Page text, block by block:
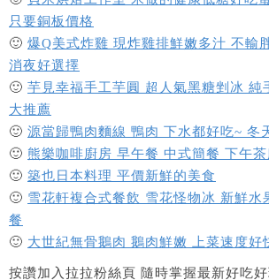
只要銅板價格
🙂 爆Q美式炸雞 現炸雞排鮮嫩多汁 不輸
消夜好選擇
🙂 芋見幸福手工芋圓 超人氣黑糖剉冰 純
大推薦
🙂 源當歸鴨肉麵線 鴨肉 下水都好吃~ 冬
🙂 熊樂咖啡廚房 早午餐 中式簡餐 下午
🙂 築也日本料理 平價新鮮的美食
🙂 雪花軒複合式餐飲 雪花怪物冰 新鮮水
餐
🙂 大世紀無骨鵝肉 鵝肉鮮嫩 上菜速度好
按讚加入拉拉粉絲頁 隨時掌握最新好吃